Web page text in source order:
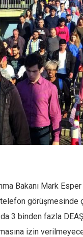
Bakanı Mark
görüşmesinde
3 binden fazla
izin